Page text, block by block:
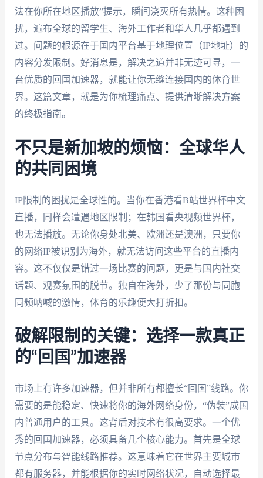
法在你所在地区播放”提示，瞬间浇灭所有热情。这种困
扰，遍布全球的留学生、海外工作者和华人几乎都遇到
过。问题的根源在于国内平台基于地理位置（IP地址）的
内容分发限制。好消息是，解决之道并非无迹可寻，一
台优质的回国加速器，就能让你无缝连接国内的体育世
界。这篇文章，就是为你梳理痛点、提供清晰解决方案
的终极指南。
不只是新加坡的烦恼：全球华人
的共同困境
IP限制的困扰是全球性的。当你在香港看B站世界杯中文
直播，同样会遭遇地区限制；在韩国看央视频世界杯，
也无法播放。无论你身处北美、欧洲还是澳洲，只要你
的网络IP被识别为海外，就无法访问这些平台的直播内
容。这不仅仅是错过一场比赛的问题，更是与国内社交
话题、观赛氛围的脱节。独自在海外，少了那份与同胞
同频呐喊的激情，体育的乐趣便大打折扣。
破解限制的关键：选择一款真正
的“回国”加速器
市场上有许多加速器，但并非所有都擅长“回国”线路。你
需要的是能稳定、快速将你的海外网络身份，“伪装”成国
内普通用户的工具。这背后对技术有很高要求。一个优
秀的回国加速器，必须具备几个核心能力。首先是全球
节点分布与智能线路推荐。这意味着它在世界主要城市
都有服务器，并能根据你的实时网络状况，自动选择最